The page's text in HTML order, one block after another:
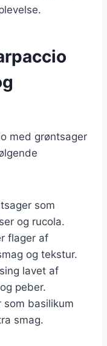
med grøntsager
som
og rucola.
flager af
og tekstur.
lavet af
peber.
som basilikum
smag.